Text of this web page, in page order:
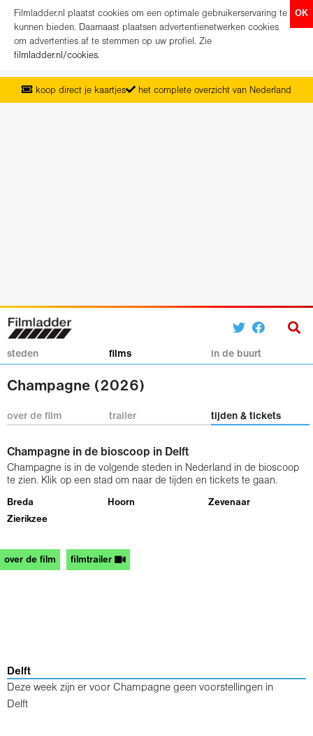
OK
Filmladder.nl plaatst cookies om een optimale gebruikerservaring te
kunnen bieden. Daarnaast plaatsen advertentienetwerken cookies
om advertenties af te stemmen op uw profiel. Zie
filmladder.nl/cookies.
koop direct je kaartjes
het complete overzicht van Nederland
vanaf maandag het nieuwe programma
steden films in de buurt
Champagne (2026)
over de film trailer tijden & tickets
Champagne in de bioscoop in Delft
Champagne is in de volgende steden in Nederland in de bioscoop
te zien. Klik op een stad om naar de tijden en tickets te gaan.
Breda Hoorn Zevenaar
Zierikzee
over de film filmtrailer
Delft
Deze week zijn er voor Champagne geen voorstellingen in
Delft